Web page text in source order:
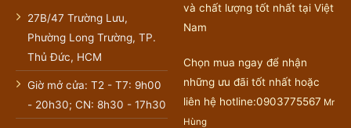
27B/47 Trường Lưu,
Phường Long Trường, TP.
Thủ Đức, HCM
Giờ mở cửa: T2 - T7: 9h00
- 20h30; CN: 8h30 - 17h30
và chất lượng tốt nhất tại Việt
Nam
Chọn mua ngay để nhận
những ưu đãi tốt nhất hoặc
liên hệ hotline:0903775567 Mr
Hùng